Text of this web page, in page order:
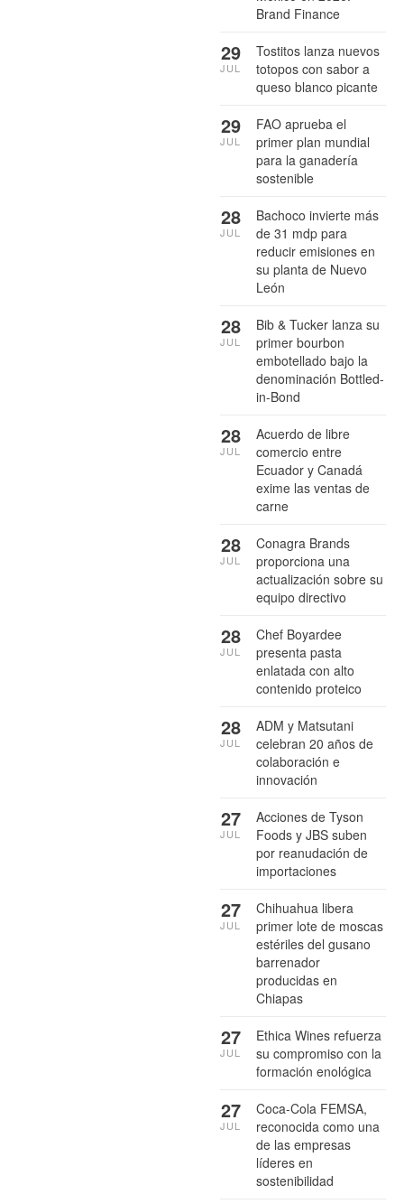
Brand Finance
Tostitos lanza nuevos
totopos con sabor a
queso blanco picante
29
JUL
FAO aprueba el
primer plan mundial
para la ganadería
sostenible
29
JUL
Bachoco invierte más
de 31 mdp para
reducir emisiones en
su planta de Nuevo
León
28
JUL
Bib & Tucker lanza su
primer bourbon
embotellado bajo la
denominación Bottled-
in-Bond
28
JUL
Acuerdo de libre
comercio entre
Ecuador y Canadá
exime las ventas de
carne
28
JUL
Conagra Brands
proporciona una
actualización sobre su
equipo directivo
28
JUL
Chef Boyardee
presenta pasta
enlatada con alto
contenido proteico
28
JUL
ADM y Matsutani
celebran 20 años de
colaboración e
innovación
28
JUL
Acciones de Tyson
Foods y JBS suben
por reanudación de
importaciones
27
JUL
Chihuahua libera
primer lote de moscas
estériles del gusano
barrenador
producidas en
Chiapas
27
JUL
Ethica Wines refuerza
su compromiso con la
formación enológica
27
JUL
Coca-Cola FEMSA,
reconocida como una
de las empresas
líderes en
sostenibilidad
27
JUL